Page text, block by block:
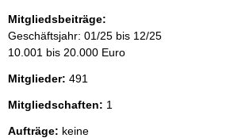
Mitgliedsbeiträge:
Geschäftsjahr: 01/25 bis 12/25
10.001 bis 20.000 Euro
Mitglieder: 491
Mitgliedschaften: 1
Aufträge: keine